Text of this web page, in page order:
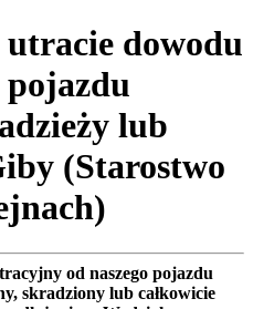
utracie dowodu
lub
(Starostwo
od naszego pojazdu
skradziony lub całkowicie